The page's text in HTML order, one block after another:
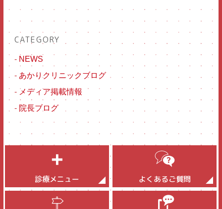
CATEGORY
- NEWS
- あかりクリニックブログ
- メディア掲載情報
- 院長ブログ
診療メニュー よくあるご質問